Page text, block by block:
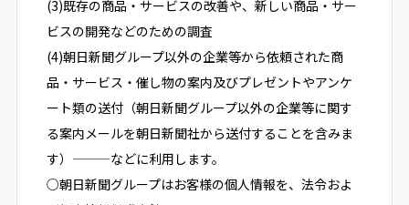
(3)既存の商品・サービスの改善や、新しい商品・サー
ビスの開発などのための調査
(4)朝日新聞グループ以外の企業等から依頼された商
品・サービス・催し物の案内及びプレゼントやアンケ
ート類の送付（朝日新聞グループ以外の企業等に関す
る案内メールを朝日新聞社から送付することを含みま
す）———などに利用します。
○朝日新聞グループはお客様の個人情報を、法令およ